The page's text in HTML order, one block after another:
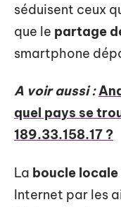
séduisent ceux
que le partage
smartphone
A voir aussi :
quel pays se
189.33.158.17 ?
La boucle
Internet par les